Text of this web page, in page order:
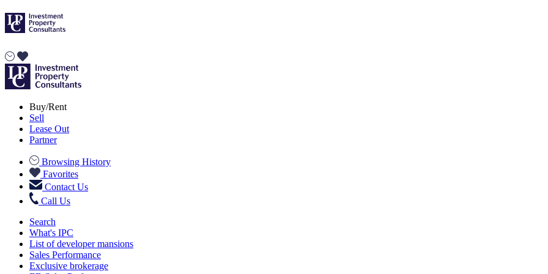
Buy/Rent
Sell
Lease Out
Partner
Browsing History
Favorites
Contact Us
Call Us
Search
What's IPC
List of developer mansions
Sales Performance
Exclusive brokerage